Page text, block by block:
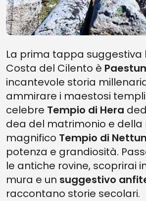
La prima tappa suggestiva
Costa del Cilento è
incantevole storia
ammirare i maestosi
celebre Tempio di Hera
dea del matrimonio e della
magnifico Tempio di
potenza e grandiosità.
le antiche rovine, scoprirai
mura e un suggestivo
raccontano storie secolari.